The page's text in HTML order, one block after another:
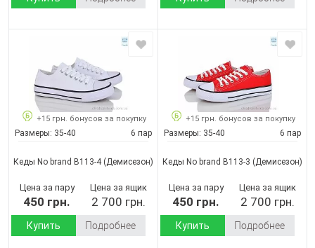
+15 грн. бонусов за покупку
Размеры: 35-40 6 пар
Кеды No brand B113-4(Демисезон)
Цена за пару
450 грн.
Цена за ящик
2 700 грн.
Купить Подробнее
+15 грн. бонусов за покупку
Размеры: 35-40 6 пар
Кеды No brand B113-3 (Демисезон)
Цена за пару
450 грн.
Цена за ящик
2 700 грн.
Купить Подробнее